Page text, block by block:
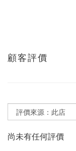
顧客評價
尚未有任何評價